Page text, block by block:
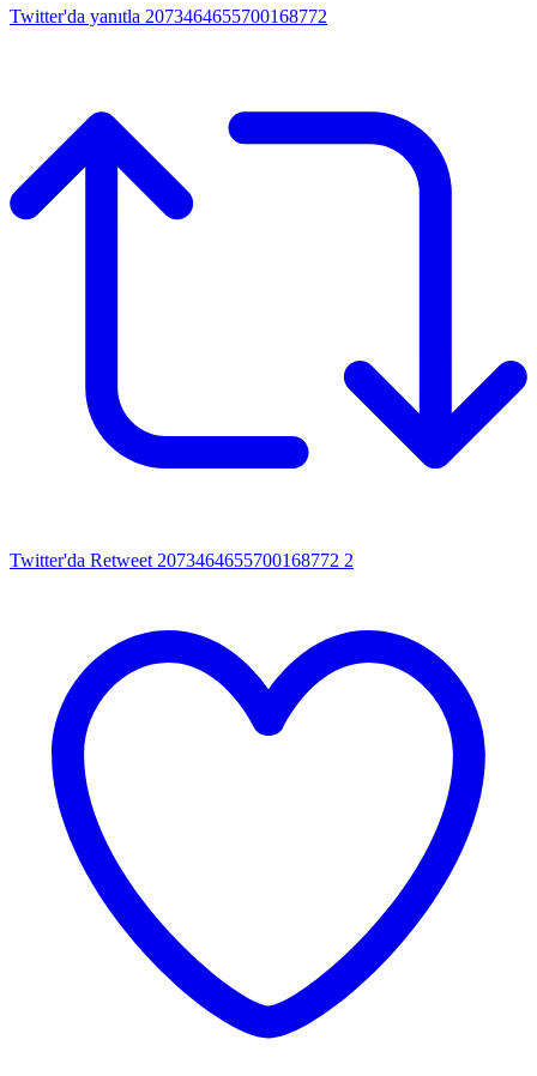
Twitter'da yanıtla 2073464655700168772
Twitter'da Retweet 2073464655700168772 2